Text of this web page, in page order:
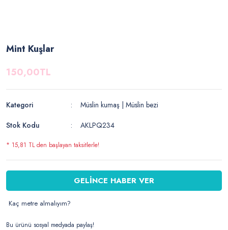
Mint Kuşlar
150,00TL
Kategori
Müslin kumaş | Müslin bezi
Stok Kodu
AKLPQ234
* 15,81 TL den başlayan taksitlerle!
GELİNCE HABER VER
Kaç metre almalıyım?
Bu ürünü sosyal medyada paylaş!